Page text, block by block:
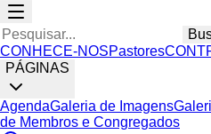
CONHECE-NOSPastores
PÁGINAS
AgendaGaleria de Imagens
de Membros e Congregados